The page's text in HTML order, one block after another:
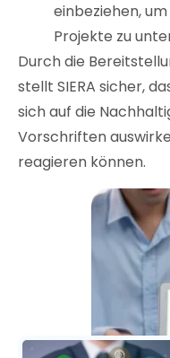
einbeziehen,
Projekte zu
Durch die
stellt SIERA sicher,
sich auf die
Vorschriften
reagieren können.